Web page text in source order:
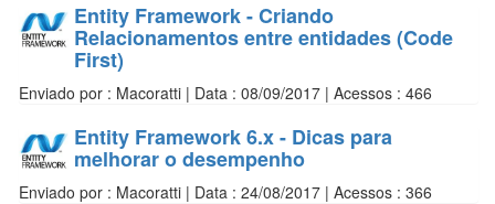
Entity Framework - Criando
Relacionamentos entre entidades (Code
First)
Enviado por : Macoratti | Data : 08/09/2017 | Acessos : 466
Entity Framework 6.x - Dicas para
melhorar o desempenho
Enviado por : Macoratti | Data : 24/08/2017 | Acessos : 366